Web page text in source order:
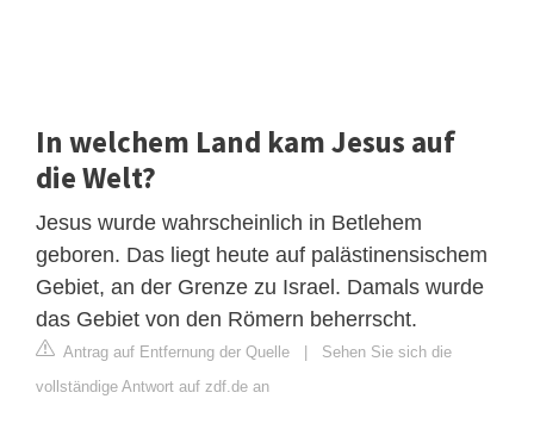
In welchem Land kam Jesus auf
die Welt?
Jesus wurde wahrscheinlich in Betlehem
geboren. Das liegt heute auf palästinensischem
Gebiet, an der Grenze zu Israel. Damals wurde
das Gebiet von den Römern beherrscht.
Antrag auf Entfernung der Quelle | Sehen Sie sich die
vollständige Antwort auf zdf.de an